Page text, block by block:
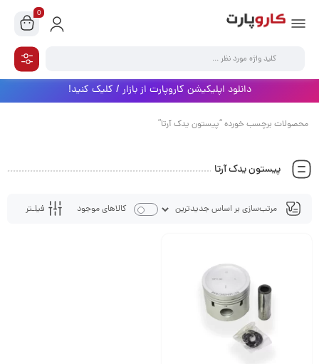
0
دانلود اپلیکیشن کاروپارت از بازار / کلیک کنید!
محصولات برچسب خورده “پیستون یدک آرتا”
پیستون یدک آرتا
فیلـتر کالاهای موجود